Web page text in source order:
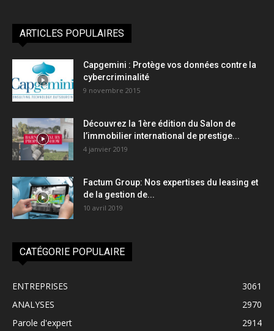
ARTICLES POPULAIRES
Capgemini : Protège vos données contre la
cybercriminalité
9 novembre 2015
Découvrez la 1ère édition du Salon de
l’immobilier international de prestige...
4 janvier 2019
Factum Group: Nos expertises du leasing et
de la gestion de...
10 avril 2019
CATÉGORIE POPULAIRE
ENTREPRISES
3061
ANALYSES
2970
Parole d'expert
2914